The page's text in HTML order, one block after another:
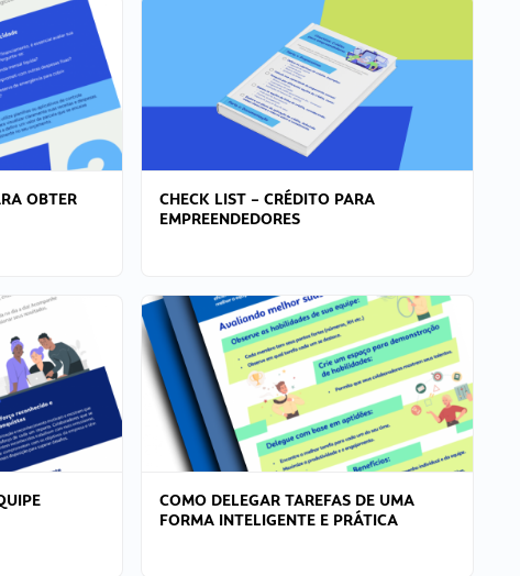
OBTER
CHECK LIST – CRÉDITO PARA
EMPREENDEDORES
COMO DELEGAR TAREFAS DE UMA
FORMA INTELIGENTE E PRÁTICA